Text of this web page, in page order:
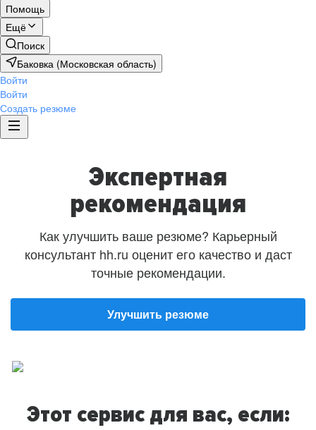
Помощь
Ещё
Поиск
Баковка (Московская область)
Войти
Войти
Создать резюме
Экспертная
рекомендация
Как улучшить ваше резюме? Карьерный
консультант hh.ru оценит его качество и даст
точные рекомендации.
Улучшить резюме
Этот сервис для вас, если: